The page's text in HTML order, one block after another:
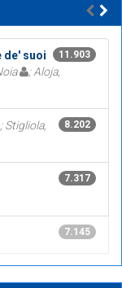
11.903
de' suoi
; Aloja,
8.202
; Stigliola,
7.317
7.145